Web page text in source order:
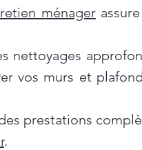
ménager
nettoyages
vos murs et
prestations
.